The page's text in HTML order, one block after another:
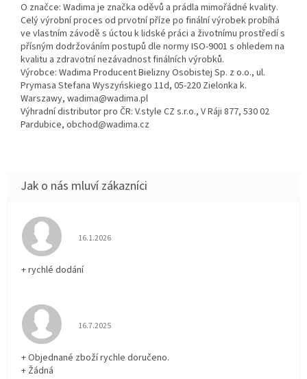
O značce: Wadima je značka oděvů a prádla mimořádné kvality.
Celý výrobní proces od prvotní příze po finální výrobek probíhá
ve vlastním závodě s úctou k lidské práci a životnímu prostředí s
přísným dodržováním postupů dle normy ISO-9001 s ohledem na
kvalitu a zdravotní nezávadnost finálních výrobků.
Výrobce: Wadima Producent Bielizny Osobistej Sp. z o.o., ul.
Prymasa Stefana Wyszyńskiego 11d, 05-220 Zielonka k.
Warszawy, wadima@wadima.pl
Výhradní distributor pro ČR: V.style CZ s.r.o., V Ráji 877, 530 02
Pardubice, obchod@wadima.cz
Hodnocení obchodu je 5 z 5 hvězdiček.
16.1.2026
+ rychlé dodání
Hodnocení obchodu je 5 z 5 hvězdiček.
16.7.2025
+ Objednané zboží rychle doručeno.
+ Žádná